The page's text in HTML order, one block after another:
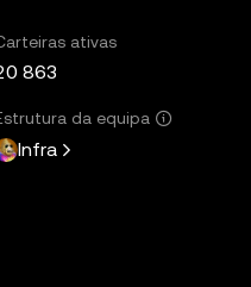
ativas
863
da equipa
Infra